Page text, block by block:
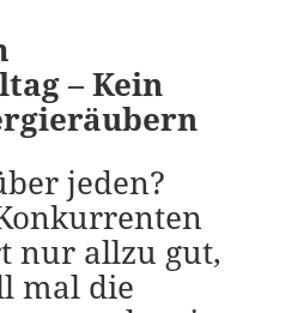
– Kein
jeden?
nur allzu gut,
mal die